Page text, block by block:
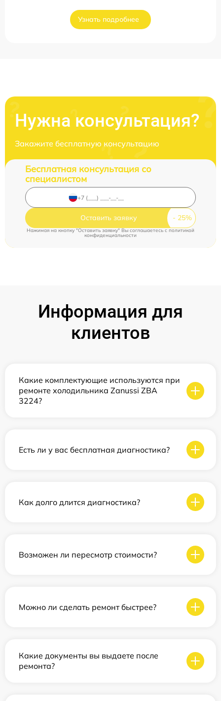
Узнать подробнее
Нужна консультация?
Закажите бесплатную консультацию
Бесплатная консультация со
специалистом
Оставить заявку
Нажимая на кнопку "Оставить заявку" Вы соглашаетесь cполитикой
конфиденциальности
Информация для
клиентов
Какие комплектующие используются при
ремонте холодильника Zanussi ZBA
3224?
Есть ли у вас бесплатная диагностика?
Как долго длится диагностика?
Возможен ли пересмотр стоимости?
Можно ли сделать ремонт быстрее?
Какие документы вы выдаете после
ремонта?